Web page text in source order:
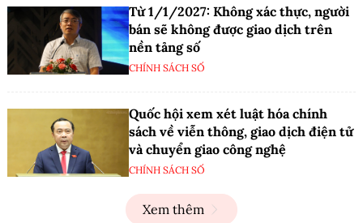
Từ 1/1/2027: Không xác thực, người
bán sẽ không được giao dịch trên
nền tảng số
CHÍNH SÁCH SỐ
Quốc hội xem xét luật hóa chính
sách về viễn thông, giao dịch điện tử
và chuyển giao công nghệ
CHÍNH SÁCH SỐ
Xem thêm